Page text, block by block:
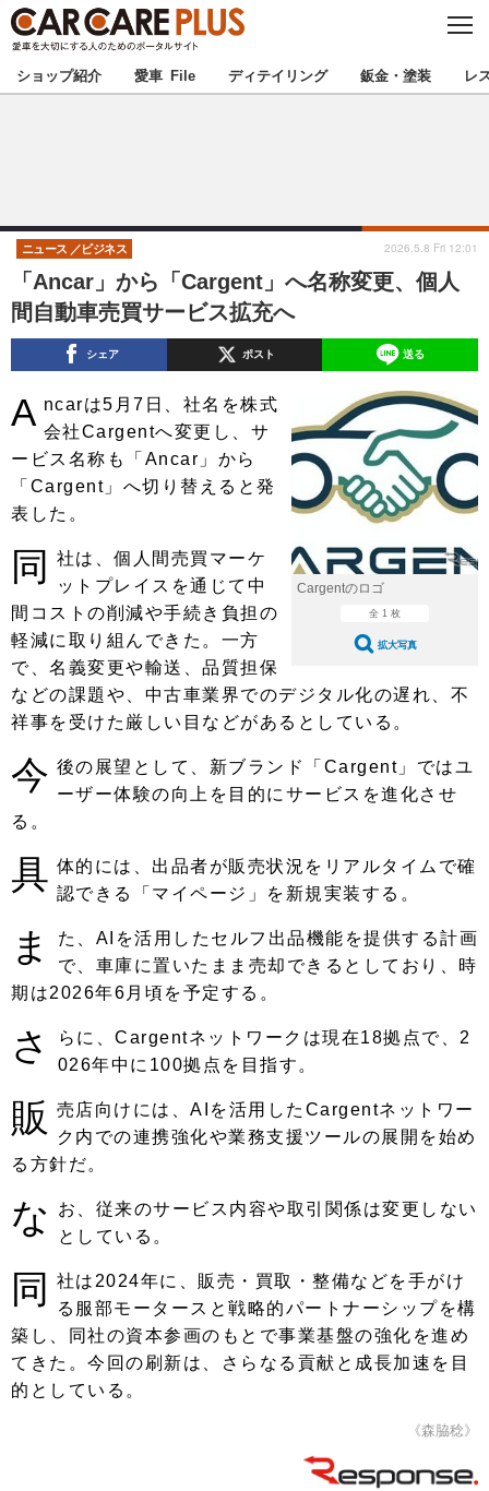
C
S
E
★カーケアプラス認定★ 厳選プロショップを地域から探す
甲信越 北陸
東海 関西
中国 四国
九州
注目の記事
ショップレポート 愛車 File
鈑金・塗装
ディテイリング
ヘッドライト磨き コーティング
フィルム・ラッピング
小キズ直し 防錆
特集記事
ストップ 不具合修理＆粗悪修理
カーメーカー「旧車」関連プロジェ
クト
コラム
ショップ紹介
ショップレポート
レストア
カーメーカー「旧車」関連プロジ
コラム
インタビュー
イベント
イベント告知 イベントレポート
ショップ紹介 愛車 File ディテイリング 鈑金・塗装 レ
「Ancar」から「Cargent」へ名称変更、個人
間自動車売買サービス拡充へ
ニュース ビジネス 2026.5.8 Fri 12:01
シェア ポスト 送る
Cargentのロゴ
全 1 枚
拡大写真
A ncarは5月7日、社名を株式
会社Cargentへ変更し、サ
ービス名称も「Ancar」から
「Cargent」へ切り替えると発
表した。
同
社は、個人間売買マーケ
ットプレイスを通じて中
間コストの削減や手続き負担の
軽減に取り組んできた。一方
で、名義変更や輸送、品質担保
などの課題や、中古車業界でのデジタル化の遅れ、不
祥事を受けた厳しい目などがあるとしている。
今 後の展望として、新ブランド「Cargent」ではユ
ーザー体験の向上を目的にサービスを進化させ
る。
具 体的には、出品者が販売状況をリアルタイムで確
認できる「マイページ」を新規実装する。
ま
た、AIを活用したセルフ出品機能を提供する計画
で、車庫に置いたまま売却できるとしており、時
期は2026年6月頃を予定する。
さ
らに、Cargentネットワークは現在18拠点で、2
026年中に100拠点を目指す。
販
売店向けには、AIを活用したCargentネットワー
ク内での連携強化や業務支援ツールの展開を始め
る方針だ。
な
お、従来のサービス内容や取引関係は変更しない
としている。
同
社は2024年に、販売・買取・整備などを手がけ
る服部モータースと戦略的パートナーシップを構
築し、同社の資本参画のもとで事業基盤の強化を進め
てきた。今回の刷新は、さらなる貢献と成長加速を目
的としている。
《森脇稔》